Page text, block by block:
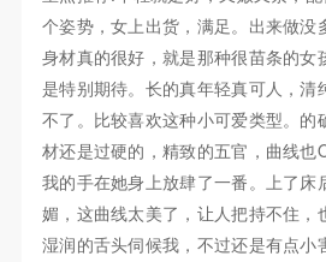
个姿势，女上出货，满足。出来做没
身材真的很好，就是那种很苗条的女
是特别期待。长的真年轻真可人，清
不了。比较喜欢这种小可爱类型。的
材还是过硬的，精致的五官，曲线也
我的手在她身上放肆了一番。上了床
媚，这曲线太美了，让人把持不住，
湿润的舌头伺候我，不过还是有点小